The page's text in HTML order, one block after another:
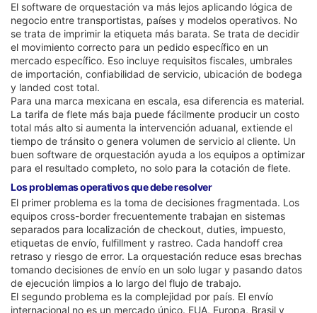
El software de orquestación va más lejos aplicando lógica de
negocio entre transportistas, países y modelos operativos. No
se trata de imprimir la etiqueta más barata. Se trata de decidir
el movimiento correcto para un pedido específico en un
mercado específico. Eso incluye requisitos fiscales, umbrales
de importación, confiabilidad de servicio, ubicación de bodega
y landed cost total.
Para una marca mexicana en escala, esa diferencia es material.
La tarifa de flete más baja puede fácilmente producir un costo
total más alto si aumenta la intervención aduanal, extiende el
tiempo de tránsito o genera volumen de servicio al cliente. Un
buen software de orquestación ayuda a los equipos a optimizar
para el resultado completo, no solo para la cotación de flete.
Los problemas operativos que debe resolver
El primer problema es la toma de decisiones fragmentada. Los
equipos cross-border frecuentemente trabajan en sistemas
separados para localización de checkout, duties, impuesto,
etiquetas de envío, fulfillment y rastreo. Cada handoff crea
retraso y riesgo de error. La orquestación reduce esas brechas
tomando decisiones de envío en un solo lugar y pasando datos
de ejecución limpios a lo largo del flujo de trabajo.
El segundo problema es la complejidad por país. El envío
internacional no es un mercado único. EUA, Europa, Brasil y